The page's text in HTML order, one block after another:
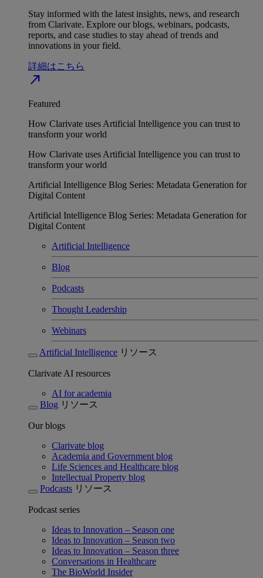
Stay informed with the latest insights, news, and research
from Clarivate. Explore our blogs, webinars, podcasts,
reports, and case studies to stay ahead of trends and
innovations in your field.
詳細はこちら
north_east
Featured
How Clarivate uses Artificial Intelligence you can trust to
transform your world
How Clarivate uses Artificial Intelligence you can trust to
transform your world
Artificial Intelligence Blog Series: Metadata Generation for
Digital Content
Artificial Intelligence Blog Series: Metadata Generation for
Digital Content
Artificial Intelligence
Blog
Podcasts
Thought Leadership
Webinars
Artificial Intelligence リソース
Clarivate AI resources
AI for academia
Blog リソース
Our blogs
Clarivate blog
Academia and Government blog
Life Sciences and Healthcare blog
Intellectual Property blog
Podcasts リソース
Podcast series
Ideas to Innovation – Season one
Ideas to Innovation – Season two
Ideas to Innovation – Season three
Conversations in Healthcare
The BioWorld Insider